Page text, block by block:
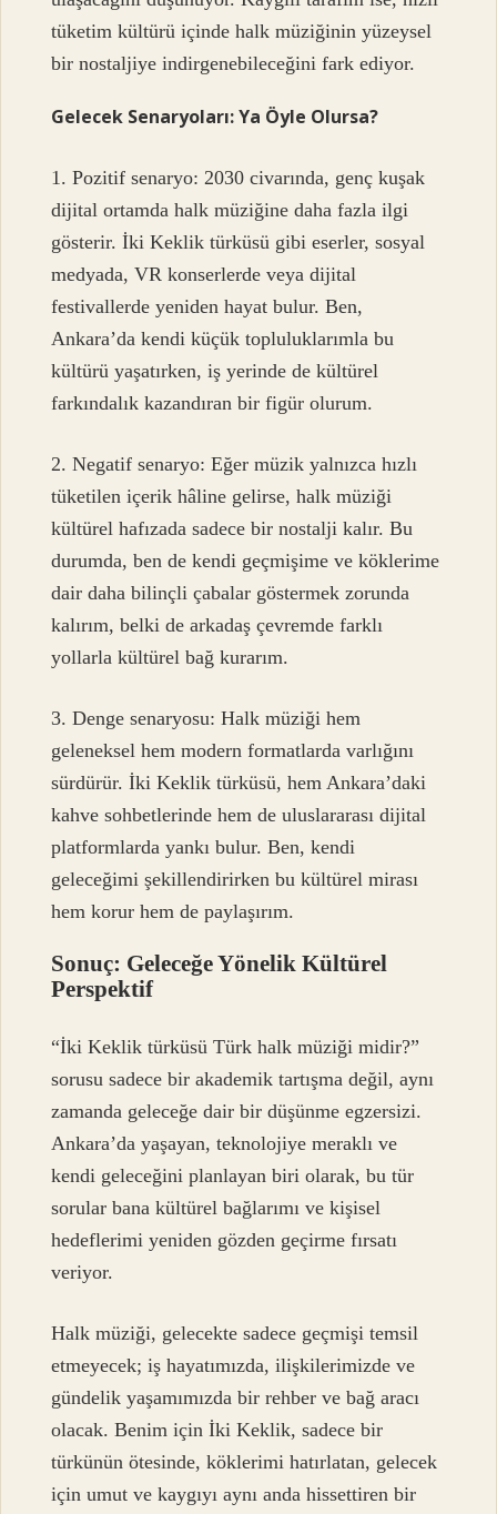
tüketim kültürü içinde halk müziğinin yüzeysel
bir nostaljiye indirgenebileceğini fark ediyor.
Gelecek Senaryoları: Ya Öyle Olursa?
1. Pozitif senaryo: 2030 civarında, genç kuşak
dijital ortamda halk müziğine daha fazla ilgi
gösterir. İki Keklik türküsü gibi eserler, sosyal
medyada, VR konserlerde veya dijital
festivallerde yeniden hayat bulur. Ben,
Ankara’da kendi küçük topluluklarımla bu
kültürü yaşatırken, iş yerinde de kültürel
farkındalık kazandıran bir figür olurum.
2. Negatif senaryo: Eğer müzik yalnızca hızlı
tüketilen içerik hâline gelirse, halk müziği
kültürel hafızada sadece bir nostalji kalır. Bu
durumda, ben de kendi geçmişime ve köklerime
dair daha bilinçli çabalar göstermek zorunda
kalırım, belki de arkadaş çevremde farklı
yollarla kültürel bağ kurarım.
3. Denge senaryosu: Halk müziği hem
geleneksel hem modern formatlarda varlığını
sürdürür. İki Keklik türküsü, hem Ankara’daki
kahve sohbetlerinde hem de uluslararası dijital
platformlarda yankı bulur. Ben, kendi
geleceğimi şekillendirirken bu kültürel mirası
hem korur hem de paylaşırım.
Sonuç: Geleceğe Yönelik Kültürel
Perspektif
“İki Keklik türküsü Türk halk müziği midir?”
sorusu sadece bir akademik tartışma değil, aynı
zamanda geleceğe dair bir düşünme egzersizi.
Ankara’da yaşayan, teknolojiye meraklı ve
kendi geleceğini planlayan biri olarak, bu tür
sorular bana kültürel bağlarımı ve kişisel
hedeflerimi yeniden gözden geçirme fırsatı
veriyor.
Halk müziği, gelecekte sadece geçmişi temsil
etmeyecek; iş hayatımızda, ilişkilerimizde ve
gündelik yaşamımızda bir rehber ve bağ aracı
olacak. Benim için İki Keklik, sadece bir
türkünün ötesinde, köklerimi hatırlatan, gelecek
için umut ve kaygıyı aynı anda hissettiren bir